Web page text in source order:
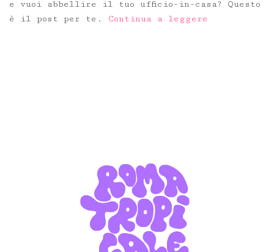
e vuoi abbellire il tuo ufficio-in-casa? Questo
è il post per te. Continua a leggere